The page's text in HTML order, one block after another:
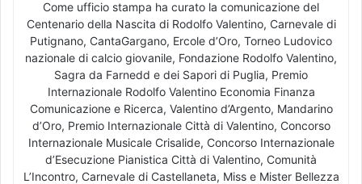
Come ufficio stampa ha curato la comunicazione del
Centenario della Nascita di Rodolfo Valentino, Carnevale di
Putignano, CantaGargano, Ercole d’Oro, Torneo Ludovico
nazionale di calcio giovanile, Fondazione Rodolfo Valentino,
Sagra da Farnedd e dei Sapori di Puglia, Premio
Internazionale Rodolfo Valentino Economia Finanza
Comunicazione e Ricerca, Valentino d’Argento, Mandarino
d’Oro, Premio Internazionale Città di Valentino, Concorso
Internazionale Musicale Crisalide, Concorso Internazionale
d’Esecuzione Pianistica Città di Valentino, Comunità
L’Incontro, Carnevale di Castellaneta, Miss e Mister Bellezza